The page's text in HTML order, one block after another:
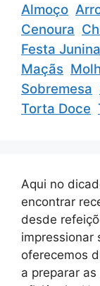
Almoço
Cenoura
Festa Junina
Maçãs
Sobremesa
Torta Doce
Aqui no
encontrar
desde
impressionar
oferecemos
a preparar